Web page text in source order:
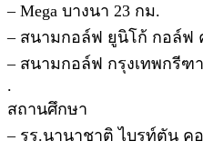
– Mega บางนา 23 กม.
– สนามกอล์ฟ ยูนิโก้ กอล์ฟ
– สนามกอล์ฟ กรุงเทพกรีฑ
.
สถานศึกษา
– รร.นานาชาติ ไบรท์ตัน คอ